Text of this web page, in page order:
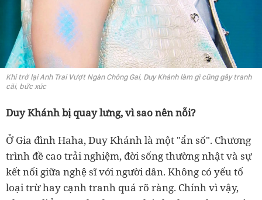
Khi trở lại Anh Trai Vượt Ngàn Chông Gai, Duy Khánh làm gì cũng gây tranh
cãi, bức xúc
Duy Khánh bị quay lưng, vì sao nên nỗi?
Ở Gia đình Haha, Duy Khánh là một "ẩn số". Chương
trình đề cao trải nghiệm, đời sống thường nhật và sự
kết nối giữa nghệ sĩ với người dân. Không có yếu tố
loại trừ hay cạnh tranh quá rõ ràng. Chính vì vậy,